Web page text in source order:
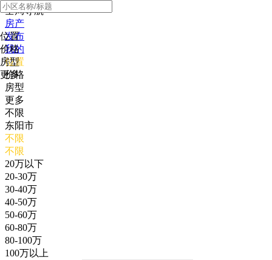
全局导航
房产
发布
我的
位置
价格
房型
更多
位置
价格
房型
更多
不限
东阳市
不限
不限
20万以下
20-30万
30-40万
40-50万
50-60万
60-80万
80-100万
100万以上